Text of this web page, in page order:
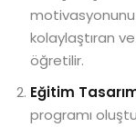
kolaylaştıran
öğretilir.
Eğitim
programı